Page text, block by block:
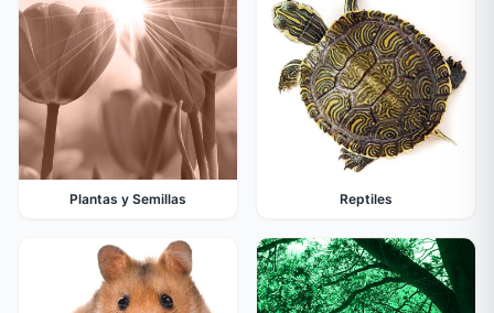
Plantas y Semillas Reptiles